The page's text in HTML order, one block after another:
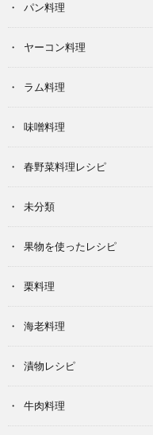
パン料理
ヤーコン料理
ラム料理
味噌料理
春野菜料理レシピ
未分類
果物を使ったレシピ
栗料理
海老料理
漬物レシピ
牛肉料理